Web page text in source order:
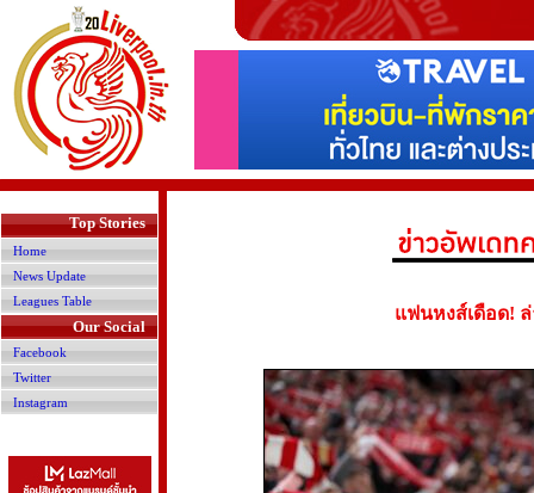
Top Stories
Home
News Update
Leagues Table
Our Social
Facebook
Twitter
Instagram
แฟนหงส์เดือด!